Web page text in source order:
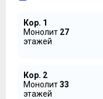
Кор. 1
Монолит 27
этажей
Кор. 2
Монолит33
этажей